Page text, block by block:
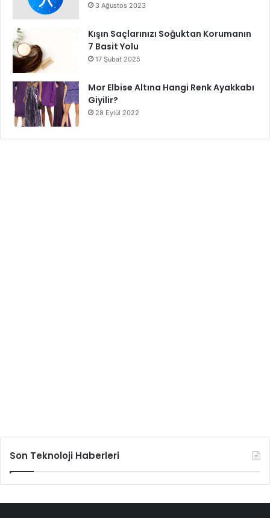
3 Ağustos 2023
Kışın Saçlarınızı Soğuktan Korumanın
7 Basit Yolu
17 Şubat 2025
Mor Elbise Altına Hangi Renk Ayakkabı
Giyilir?
28 Eylül 2022
Son Teknoloji Haberleri